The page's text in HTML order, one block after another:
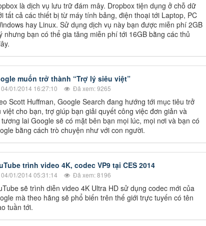
là dịch vụ lưu trữ đám mây. Dropbox tiện dụng ở chỗ dữ
tất cả các thiết bị từ máy tính bảng, điện thoại tới Laptop, PC
hay Linux. Sử dụng dịch vụ này bạn được miễn phí 2GB
nhưng bạn có thể gia tăng miễn phí tới 16GB bằng các thủ
muốn trở thành “Trợ lý siêu việt”
04/01/2014 16:27:10 Đã xem: 9265
Scott Huffman, Google Search đang hướng tới mục tiêu trở
cho bạn, trợ giúp bạn giải quyết công việc đơn giản và
lai Google sẽ có mặt bên bạn mọi lúc, mọi nơi và bạn có
bằng cách trò chuyện như với con người.
trình video 4K, codec VP9 tại CES 2014
04/01/2014 05:31:14 Đã xem: 8196
sẽ trình diễn video 4K Ultra HD sử dụng codec mới của
mà theo hãng sẽ phổ biến trên thế giới trực tuyến có tên
tuần tới.